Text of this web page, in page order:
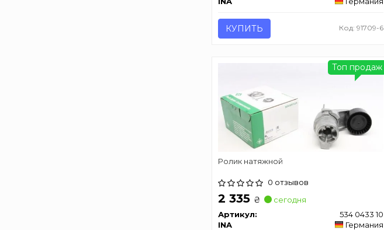
КУПИТЬ Код: 91709-6
Ролик натяжной
0 отзывов
2 335 ₴
сегодня
Артикул:
534 0433 10
INA
Германия
Топ продаж